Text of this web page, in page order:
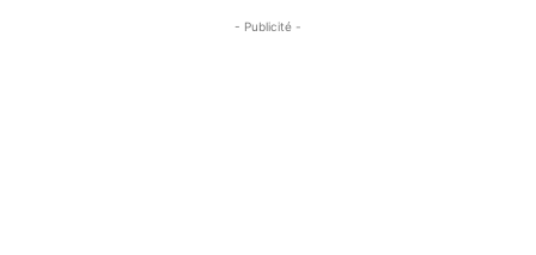
- Publicité -